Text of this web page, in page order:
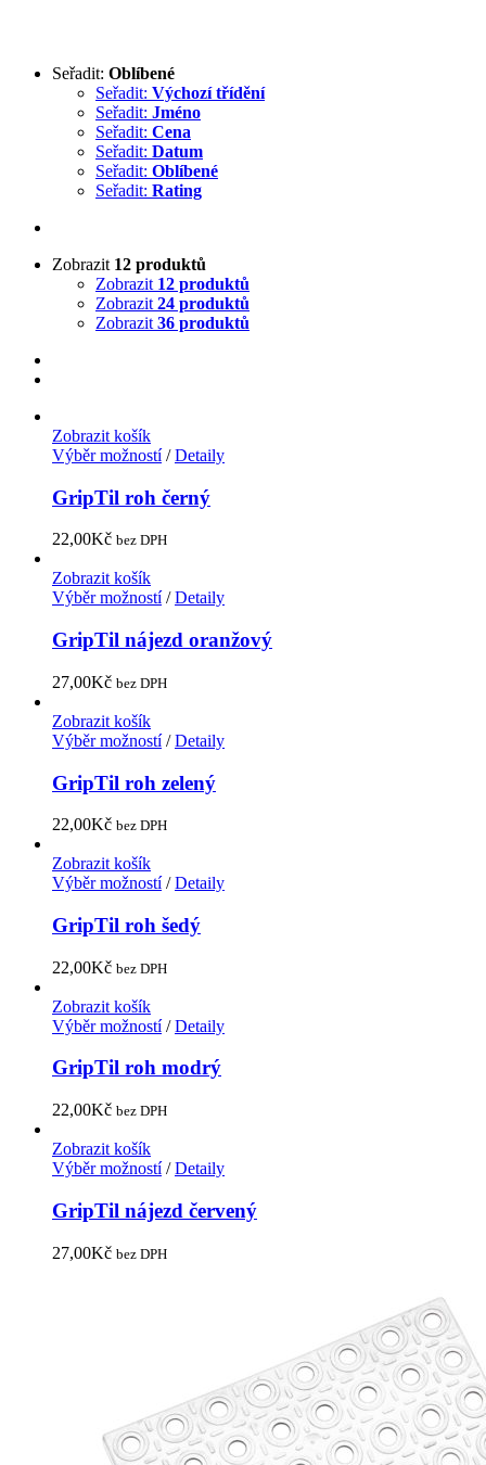
Seřadit: Oblíbené
Seřadit: Výchozí třídění
Seřadit: Jméno
Seřadit: Cena
Seřadit: Datum
Seřadit: Oblíbené
Seřadit: Rating
Zobrazit 12 produktů
Zobrazit 12 produktů
Zobrazit 24 produktů
Zobrazit 36 produktů
Zobrazit košík
Výběr možností/ Detaily
GripTil roh černý
22,00Kč bez DPH
Zobrazit košík
Výběr možností/ Detaily
GripTil nájezd oranžový
27,00Kč bez DPH
Zobrazit košík
Výběr možností/ Detaily
GripTil roh zelený
22,00Kč bez DPH
Zobrazit košík
Výběr možností/ Detaily
GripTil roh šedý
22,00Kč bez DPH
Zobrazit košík
Výběr možností/ Detaily
GripTil roh modrý
22,00Kč bez DPH
Zobrazit košík
Výběr možností/ Detaily
GripTil nájezd červený
27,00Kč bez DPH